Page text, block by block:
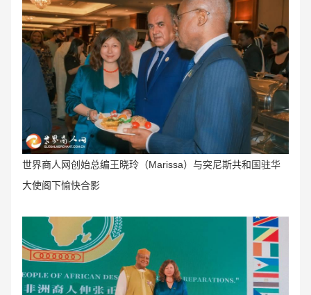
世界商人网创始总编王晓玲（Marissa）与突尼斯共和国驻华
大使阁下愉快合影